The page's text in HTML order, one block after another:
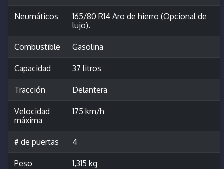
Neumáticos
165/80 R14 Aro de hierro (Opcional de
lujo).
Combustible Gasolina
Capacidad 37 litros
Tracción Delantera
Velocidad
máxima
175 km/h
# de puertas 4
Peso 1,315 kg